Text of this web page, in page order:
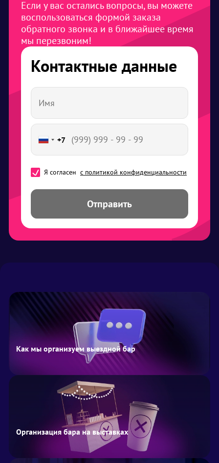
Если у вас остались вопросы, вы можете
воспользоваться формой заказа
обратного звонка и в ближайшее время
мы перезвоним!
Контактные данные
+7
Я согласен с политикой конфиденциальности
Отправить
Как мы организуем выездной бар
Организация бара на выставках